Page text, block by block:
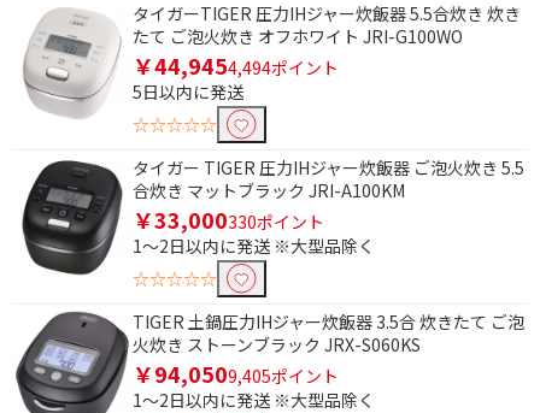
タイガーTIGER 圧力IHジャー炊飯器 5.5合炊き 炊き
たて ご泡火炊き オフホワイト JRI-G100WO
￥44,9454,494ポイント
5日以内に発送
☆☆☆☆☆
タイガー TIGER 圧力IHジャー炊飯器 ご泡火炊き 5.5
合炊き マットブラック JRI-A100KM
￥33,000330ポイント
1～2日以内に発送 ※大型品除く
☆☆☆☆☆
TIGER 土鍋圧力IHジャー炊飯器 3.5合 炊きたて ご泡
火炊き ストーンブラック JRX-S060KS
￥94,0509,405ポイント
1～2日以内に発送 ※大型品除く